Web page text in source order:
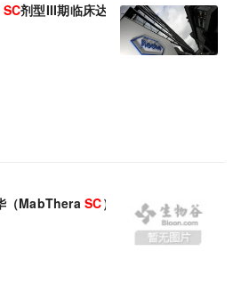
SC剂型III期临床达到主要终点!
（MabTheraSC）获欧盟批准治疗慢性